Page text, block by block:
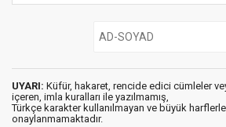
UYARI: Küfür, hakaret, rencide edici cümleler
içeren, imla kuralları ile yazılmamış,
Türkçe karakter kullanılmayan ve büyük
onaylanmamaktadır.